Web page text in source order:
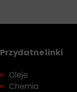
Przydatne linki
Oleje
Chemia